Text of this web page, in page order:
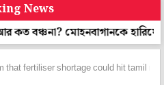
News
মোহনবাগানকে হারিয়ে বড় মঞ্চে
that fertiliser shortage could hit tamil